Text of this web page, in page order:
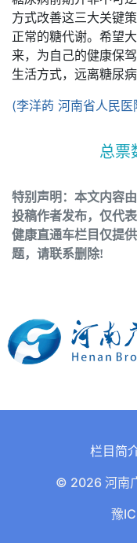
方式改善这三大关键
正常的糖代谢。希望
来，为自己的健康保
生活方式，远离糖尿病
(李洋菂 河南省人民
总票
特别声明：本文内容
投稿作者发布，仅代
健康直通车栏目仅提
题，请联系删除!
栏目简
© 2026 河南
豫